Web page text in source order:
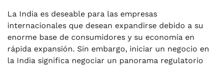
La India es deseable para las empresas
internacionales que desean expandirse debido a su
enorme base de consumidores y su economía en
rápida expansión. Sin embargo, iniciar un negocio en
la India significa negociar un panorama regulatorio